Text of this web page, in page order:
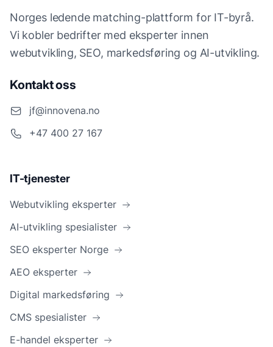
Norges ledende matching-plattform for IT-byrå.
Vi kobler bedrifter med eksperter innen
webutvikling, SEO, markedsføring og AI-utvikling.
Kontakt oss
jf@innovena.no
+47 400 27 167
IT-tjenester
Webutvikling eksperter
AI-utvikling spesialister
SEO eksperter Norge
AEO eksperter
Digital markedsføring
CMS spesialister
E-handel eksperter